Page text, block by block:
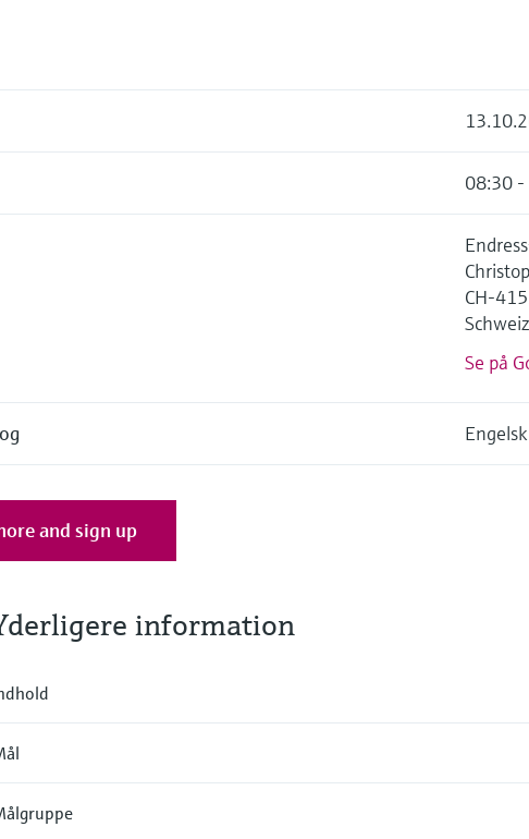
08:30 -
CH-
Schweiz
Se på
Engelsk
and sign up
information